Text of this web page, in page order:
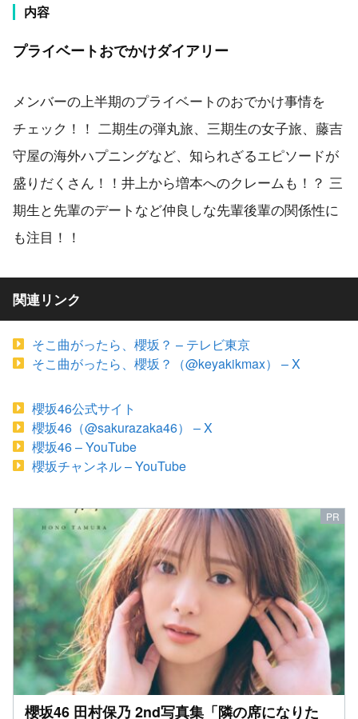
内容
プライベートおでかけダイアリー
メンバーの上半期のプライベートのおでかけ事情を
チェック！！ 二期生の弾丸旅、三期生の女子旅、藤吉
守屋の海外ハプニングなど、知られざるエピソードが
盛りだくさん！！井上から増本へのクレームも！？ 三
期生と先輩のデートなど仲良しな先輩後輩の関係性に
も注目！！
関連リンク
そこ曲がったら、櫻坂？ – テレビ東京
そこ曲がったら、櫻坂？（@keyakikmax） – X
櫻坂46公式サイト
櫻坂46（@sakurazaka46） – X
櫻坂46 – YouTube
櫻坂チャンネル – YouTube
櫻坂46 田村保乃 2nd写真集「隣の席になりた